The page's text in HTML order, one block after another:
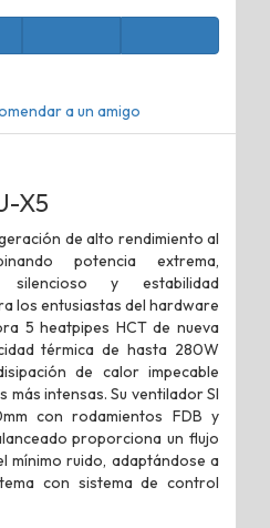
a un amigo
X5
de alto rendimiento al
potencia extrema,
silencioso y estabilidad
los entusiastas del hardware
5 heatpipes HCT de nueva
térmica de hasta 280W
de calor impecable
más intensas. Su ventilador SI
con rodamientos FDB y
proporciona un flujo
mínimo ruido, adaptándose a
con sistema de control